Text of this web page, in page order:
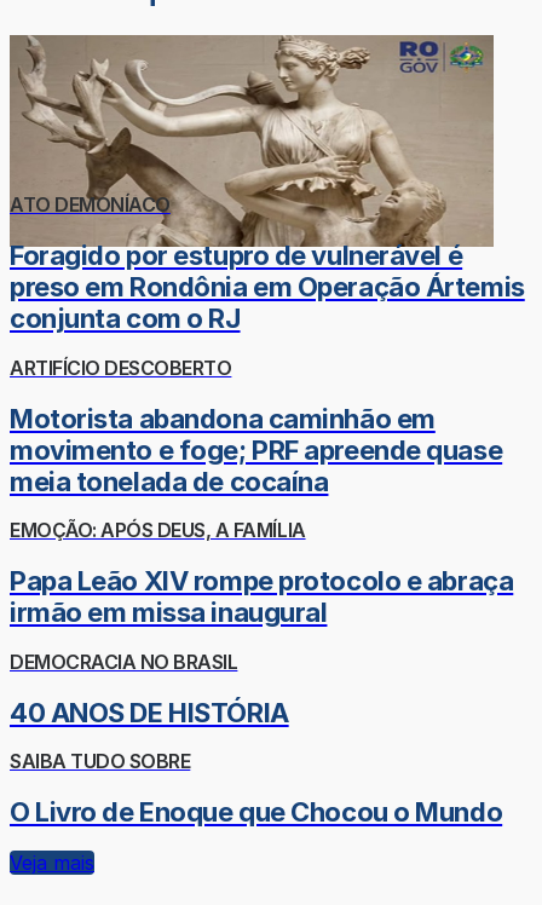
ATO DEMONÍACO
Foragido por estupro de vulnerável é
preso em Rondônia em Operação Ártemis
conjunta com o RJ
ARTIFÍCIO DESCOBERTO
Motorista abandona caminhão em
movimento e foge; PRF apreende quase
meia tonelada de cocaína
EMOÇÃO: APÓS DEUS, A FAMÍLIA
Papa Leão XIV rompe protocolo e abraça
irmão em missa inaugural
DEMOCRACIA NO BRASIL
40 ANOS DE HISTÓRIA
SAIBA TUDO SOBRE
O Livro de Enoque que Chocou o Mundo
Veja mais